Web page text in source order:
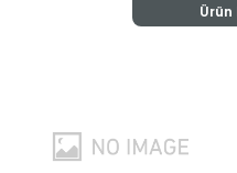
Ürün